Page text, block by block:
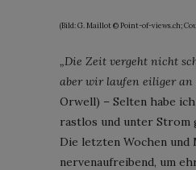
(Bild: G. Maillot © Point-of-views.ch;
„Die Zeit vergeht nicht
aber wir laufen eiliger an
Orwell) – Selten habe
rastlos und unter Strom
Die letzten Wochen und
nervenaufreibend, um